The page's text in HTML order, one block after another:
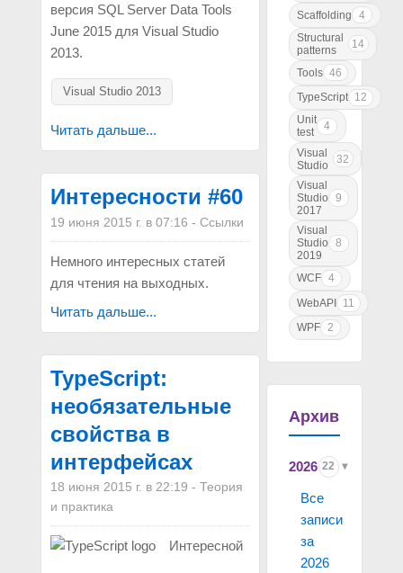
версия SQL Server Data Tools
June 2015 для Visual Studio
2013.
Visual Studio 2013
Читать дальше...
Интересности #60
19 июня 2015 г. в 07:16 - Ссылки
Немного интересных статей
для чтения на выходных.
Читать дальше...
TypeScript:
необязательные
свойства в
интерфейсах
18 июня 2015 г. в 22:19 - Теория
и практика
Интересной
Scaffolding
4
Structural
patterns
14
Tools 46
TypeScript 12
Unit
test
4
Visual
Studio
32
Visual
Studio
2017
9
Visual
Studio
2019
8
WCF 4
WebAPI
11
WPF 2
Архив
2026 22
Все
записи
за
2026